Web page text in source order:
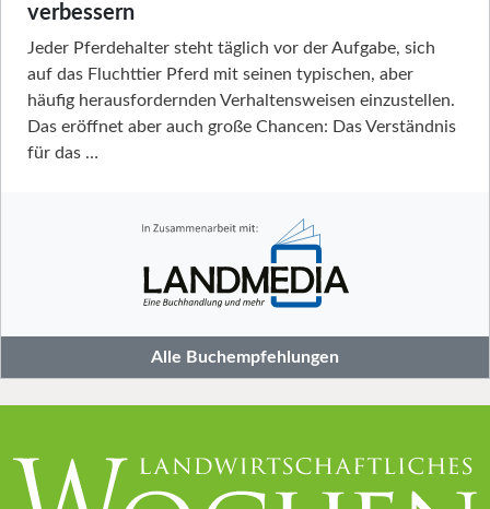
verbessern
Jeder Pferdehalter steht täglich vor der Aufgabe, sich
auf das Fluchttier Pferd mit seinen typischen, aber
häufig herausfordernden Verhaltensweisen einzustellen.
Das eröffnet aber auch große Chancen: Das Verständnis
für das …
Alle Buchempfehlungen